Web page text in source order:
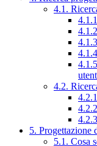
4.1.
4.2.
5. Progettazione
5.1. Cosa